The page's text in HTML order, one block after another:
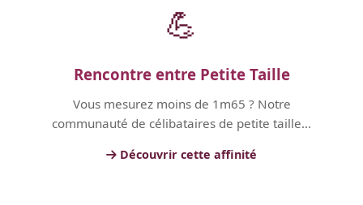
💪
Rencontre entre Petite Taille
Vous mesurez moins de 1m65 ? Notre
communauté de célibataires de petite taille...
Découvrir cette affinité